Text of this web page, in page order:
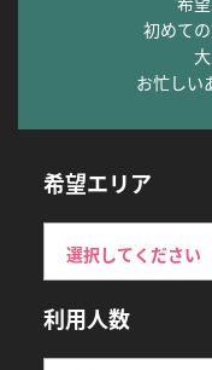
初めて
お忙しい
希望エリア
利用人数